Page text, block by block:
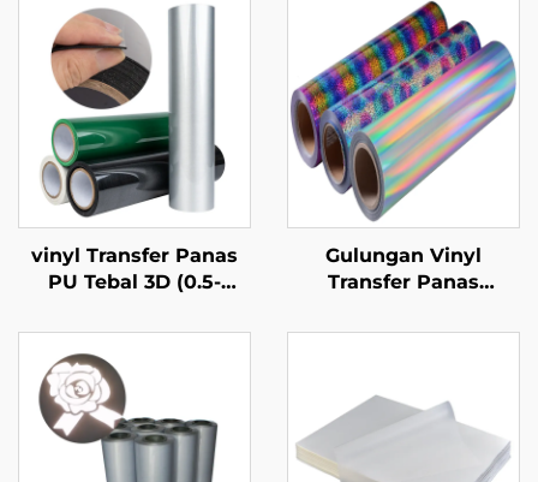
vinyl Transfer Panas
PU Tebal 3D (0.5-
Logo Pakaian
Gulungan Vinyl
Transfer Panas